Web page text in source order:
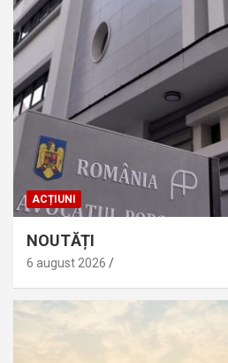
ACȚIUNI
NOUTĂȚI
6 august 2026